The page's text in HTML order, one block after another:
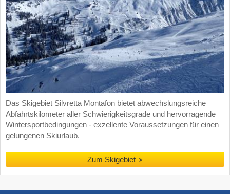
Das Skigebiet Silvretta Montafon bietet abwechslungsreiche
Abfahrtskilometer aller Schwierigkeitsgrade und hervorragende
Wintersportbedingungen - exzellente Voraussetzungen für einen
gelungenen Skiurlaub.
Zum Skigebiet